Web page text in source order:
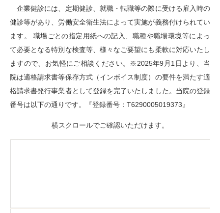
企業健診には、定期健診、就職・転職等の際に受ける雇入時の
健診等があり、労働安全衛生法によって実施が義務付けられてい
ます。 職場ごとの指定用紙への記入、職種や職場環境等によっ
て必要となる特別な検査等、様々なご要望にも柔軟に対応いたし
ますので、お気軽にご相談ください。※2025年9月1日より、当
院は適格請求書等保存方式（インボイス制度）の要件を満たす適
格請求書発行事業者として登録を完了いたしました。当院の登録
番号は以下の通りです。『登録番号：T6290005019373』
横スクロールでご確認いただけます。